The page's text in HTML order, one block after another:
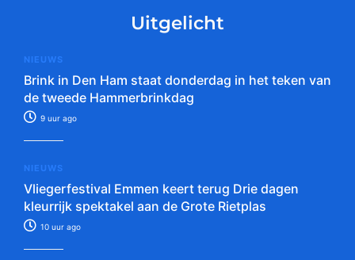
Uitgelicht
NIEUWS
Brink in Den Ham staat donderdag in het teken van
de tweede Hammerbrinkdag
9 uur ago
NIEUWS
Vliegerfestival Emmen keert terug Drie dagen
kleurrijk spektakel aan de Grote Rietplas
10 uur ago